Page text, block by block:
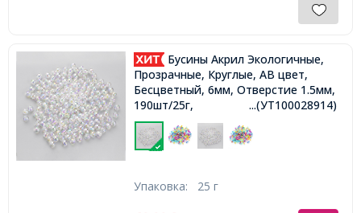
Бусины Акрил Экологичные,
Прозрачные, Круглые, АВ цвет,
Бесцветный, 6мм, Отверстие 1.5мм,
190шт/25г,
...(УТ100028914)
Упаковка: 25 г